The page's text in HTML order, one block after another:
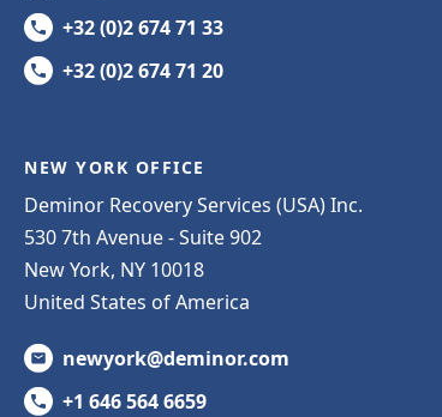
+32 (0)2 674 71 33
+32 (0)2 674 71 20
NEW YORK OFFICE
Deminor Recovery Services (USA) Inc.
530 7th Avenue - Suite 902
New York, NY 10018
United States of America
newyork@deminor.com
+1 646 564 6659